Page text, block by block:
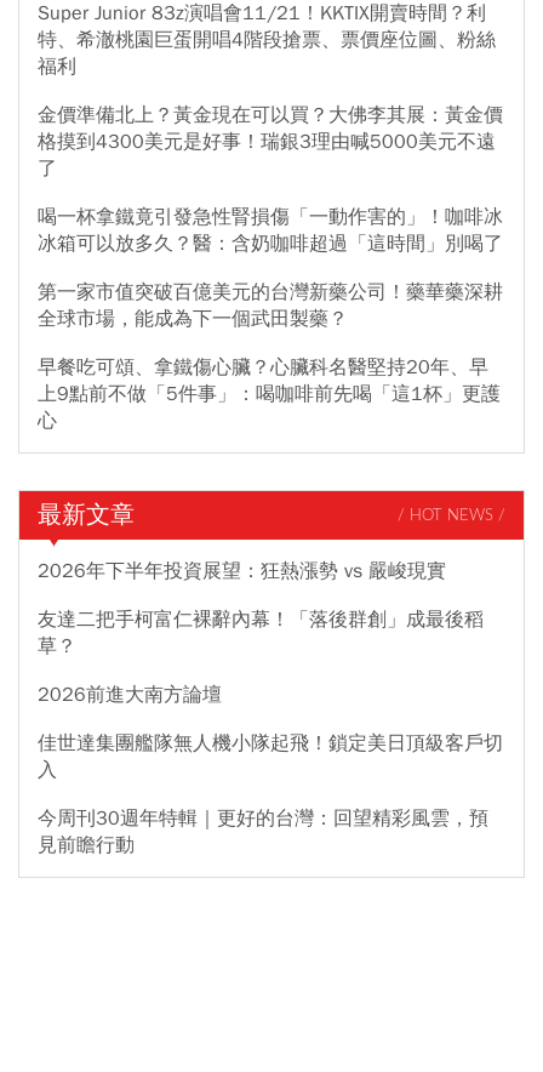
Super Junior 83z演唱會11/21！KKTIX開賣時間？利
特、希澈桃園巨蛋開唱4階段搶票、票價座位圖、粉絲
福利
金價準備北上？黃金現在可以買？大佛李其展：黃金價
格摸到4300美元是好事！瑞銀3理由喊5000美元不遠
了
喝一杯拿鐵竟引發急性腎損傷「一動作害的」！咖啡冰
冰箱可以放多久？醫：含奶咖啡超過「這時間」別喝了
第一家市值突破百億美元的台灣新藥公司！藥華藥深耕
全球市場，能成為下一個武田製藥？
早餐吃可頌、拿鐵傷心臟？心臟科名醫堅持20年、早
上9點前不做「5件事」：喝咖啡前先喝「這1杯」更護
心
最新文章 / HOT NEWS /
2026年下半年投資展望：狂熱漲勢 vs 嚴峻現實
友達二把手柯富仁裸辭內幕！「落後群創」成最後稻
草？
2026前進大南方論壇
佳世達集團艦隊無人機小隊起飛！鎖定美日頂級客戶切
入
今周刊30週年特輯｜更好的台灣：回望精彩風雲，預
見前瞻行動